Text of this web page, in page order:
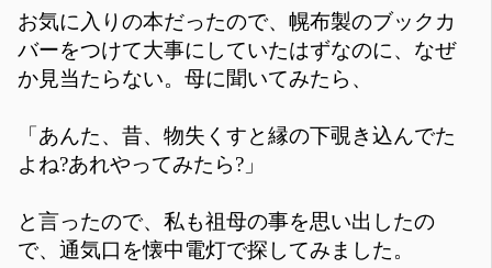
お気に入りの本だったので、幌布製のブックカ
バーをつけて大事にしていたはずなのに、なぜ
か見当たらない。母に聞いてみたら、
「あんた、昔、物失くすと縁の下覗き込んでた
よね?あれやってみたら?」
と言ったので、私も祖母の事を思い出したの
で、通気口を懐中電灯で探してみました。